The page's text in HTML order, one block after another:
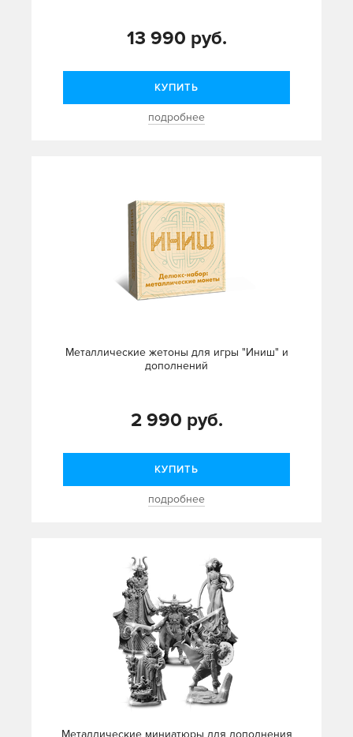
13 990 руб.
КУПИТЬ
подробнее
Металлические жетоны для игры "Иниш" и
дополнений
2 990 руб.
КУПИТЬ
подробнее
Металлические миниатюры для дополнения